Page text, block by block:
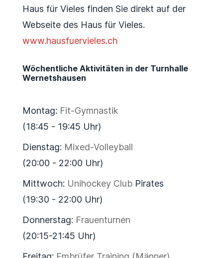
Haus für Vieles finden Sie direkt auf der
Webseite des Haus für Vieles.
www.hausfuervieles.ch
Wöchentliche Aktivitäten in der Turnhalle
Wernetshausen
Montag: Fit-Gymnastik
(18:45 - 19:45 Uhr)
Dienstag: Mixed-Volleyball
(20:00 - 22:00 Uhr)
Mittwoch: Unihockey ClubPirates
(19:30 - 22:00 Uhr)
Donnerstag: Frauenturnen
(20:15-21:45 Uhr)